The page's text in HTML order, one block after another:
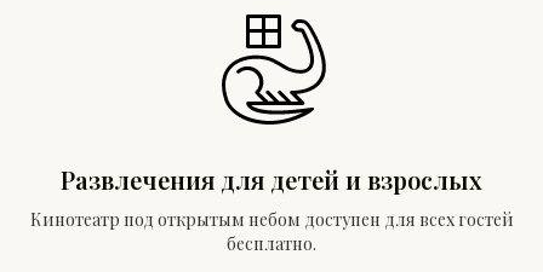
Развлечения для детей и взрослых
Кинотеатр под открытым небом доступен для всех гостей
бесплатно.